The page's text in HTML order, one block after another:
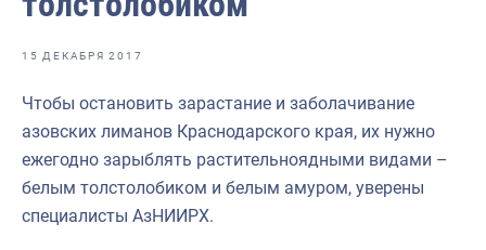
Отраслевые СМИ
Выставки и конференции
Научно-практическая литература
Рыбоохрана России
Отрасль в цифрах
Инфографика
15 ДЕКАБРЯ 2017
Чтобы остановить зарастание и заболачивание
азовских лиманов Краснодарского края, их нужно
ежегодно зарыблять растительноядными видами –
белым толстолобиком и белым амуром, уверены
специалисты АзНИИРХ.